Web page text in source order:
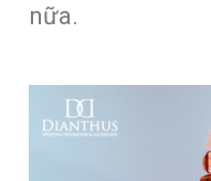
nữa.